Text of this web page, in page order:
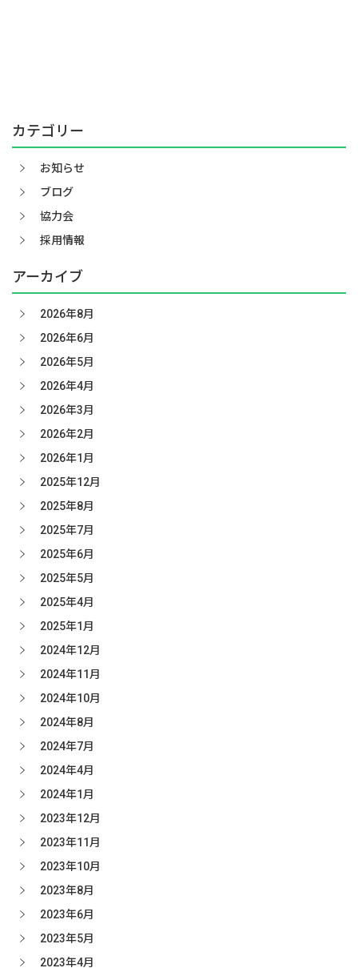
カテゴリー
お知らせ
ブログ
協力会
採用情報
アーカイブ
2026年8月
2026年6月
2026年5月
2026年4月
2026年3月
2026年2月
2026年1月
2025年12月
2025年8月
2025年7月
2025年6月
2025年5月
2025年4月
2025年1月
2024年12月
2024年11月
2024年10月
2024年8月
2024年7月
2024年4月
2024年1月
2023年12月
2023年11月
2023年10月
2023年8月
2023年6月
2023年5月
2023年4月